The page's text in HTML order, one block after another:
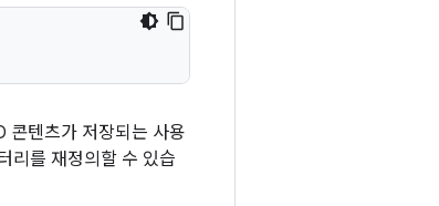
콘텐츠가 저장되는 사용
리를 재정의할 수 있습